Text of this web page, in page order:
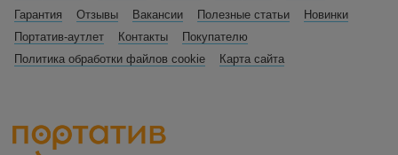
Гарантия
Отзывы Вакансии Полезные статьи
Новинки
Портатив-аутлет
Контакты
Покупателю
Политика обработки файлов cookie
Карта сайта